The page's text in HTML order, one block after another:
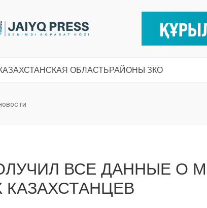
ОБЛАСТЬРАЙОНЫ ЗКО
ВСЕ ДАННЫЕ О
КАЗАХСТАНЦЕВ